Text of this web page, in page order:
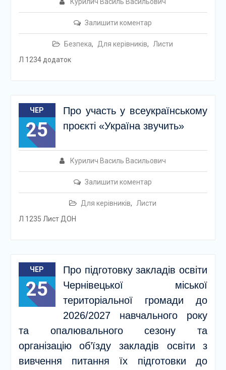
Залишити коментар
Безпека, Для керівників,
Листи
Л 1234 додаток
ЧЕР
25
Про участь у всеукраїнському
проєкті «Україна звучить»
Курилич Василь Васильович
Залишити коментар
Для керівників,
Листи
Л 1235 Лист ДОН
ЧЕР
25
Про підготовку закладів освіти
Чернівецької міської
територіальної громади до
2026/2027 навчального року
та опалювального сезону та
організацію об’їзду закладів освіти з
вивчення питання їх підготовки до